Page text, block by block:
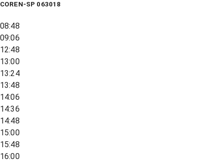
COREN-SP 063018
08:48
09:06
12:48
13:00
13:24
13:48
14:06
14:36
14:48
15:00
15:48
16:00